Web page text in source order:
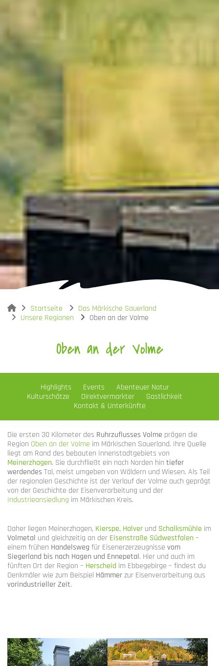
You are here:
Startseite
Das Märkische Sauerland
Unsere Regionen
Oben an der Volme
Oben an der Volme
Highlights Events
Abenteuer Natur
Kulturschätze
Direktvermarkter
Gastlichkeit
Kontakt & Unterkünfte
Die ersten 30 Kilometer des Ruhrzuflusses Volme prägen die
Region Oben an der Volme im Märkischen Sauerland. Ihre Quelle
liegt am Rand des bebauten Innenstadtgebiets von
Meinerzhagen. Sie durchfließt ein nach Norden hin tiefer
werdendes Tal, meist umgeben von Wäldern und Wiesen. Als Teil
der regionalen Geschichte ist der Verlauf der Volme auch geprägt
von der Geschichte der Eisenverarbeitung und der
Industrieansiedlung im Märkischen Kreis.
Daher liegen Meinerzhagen, Kierspe, Halver und Schalksmühle im
Volmetal und gleichzeitig an der Eisenstraße Südwestfalen–
einem frühen Handelsweg für Eisenerzerzeugnisse vom
Siegerland bis nach Hagen und Ennepetal. Hier und auch im
fünften Ort der Region – Herscheid im Ebbegebirge – findest du
Denkmäler wie zum Beispiel Hämmerzur Eisenverarbeitung aus
vorindustrieller Zeit.
Show larger version for: Show larger version for: